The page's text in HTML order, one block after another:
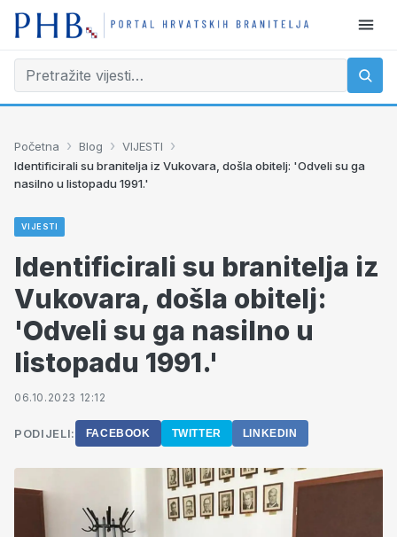
Početna › Blog › VIJESTI ›
Identificirali su branitelja iz Vukovara, došla obitelj: 'Odveli su ga
nasilno u listopadu 1991.'
VIJESTI
Identificirali su branitelja iz
Vukovara, došla obitelj:
'Odveli su ga nasilno u
listopadu 1991.'
06.10.2023 12:12
PODIJELI: FACEBOOK TWITTER LINKEDIN